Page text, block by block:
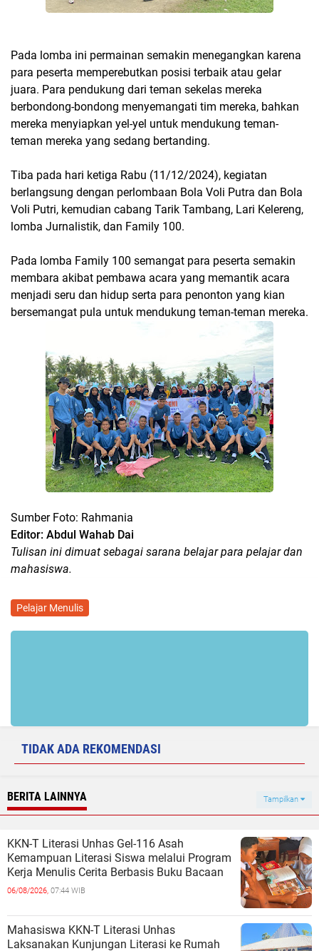
Pada lomba ini permainan semakin menegangkan karena
para peserta memperebutkan posisi terbaik atau gelar
juara. Para pendukung dari teman sekelas mereka
berbondong-bondong menyemangati tim mereka, bahkan
mereka menyiapkan yel-yel untuk mendukung teman-
teman mereka yang sedang bertanding.
Tiba pada hari ketiga Rabu (11/12/2024), kegiatan
berlangsung dengan perlombaan Bola Voli Putra dan Bola
Voli Putri, kemudian cabang Tarik Tambang, Lari Kelereng,
lomba Jurnalistik, dan Family 100.
Pada lomba Family 100 semangat para peserta semakin
membara akibat pembawa acara yang memantik acara
menjadi seru dan hidup serta para penonton yang kian
bersemangat pula untuk mendukung teman-teman mereka.
Sumber Foto: Rahmania
Editor: Abdul Wahab Dai
Tulisan ini dimuat sebagai sarana belajar para pelajar dan
mahasiswa.
Pelajar Menulis
TIDAK ADA REKOMENDASI
BERITA LAINNYA Tampilkan
KKN-T Literasi Unhas Gel-116 Asah
Kemampuan Literasi Siswa melalui Program
Kerja Menulis Cerita Berbasis Buku Bacaan
06/08/2026, 07:44 WIB
Mahasiswa KKN-T Literasi Unhas
Laksanakan Kunjungan Literasi ke Rumah